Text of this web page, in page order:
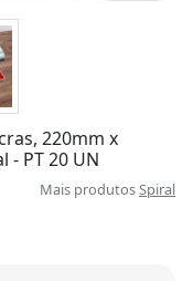
220mm x
- PT 20 UN
Mais produtosSpiral